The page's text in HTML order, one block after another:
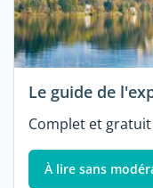
Le guide de
Complet et gratuit
À lire sans